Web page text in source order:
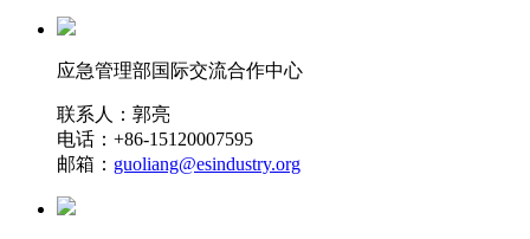
应急管理部国际交流合作中心
联系人：郭亮
电话：+86-15120007595
邮箱： guoliang@esindustry.org